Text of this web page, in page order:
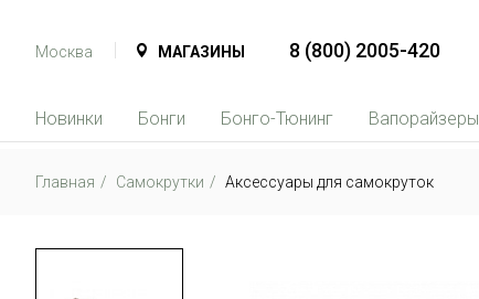
Москва МАГАЗИНЫ 8 (800) 2005-420
Новинки Бонги Бонго-Тюнинг Вапорайзеры
Главная Самокрутки Аксессуары для самокруток